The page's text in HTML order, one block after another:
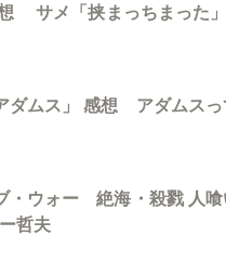
サメ「挟まっちまった」
ダムス」 感想 アダムスっ
・ウォー 絶海・殺戮 人
哲夫